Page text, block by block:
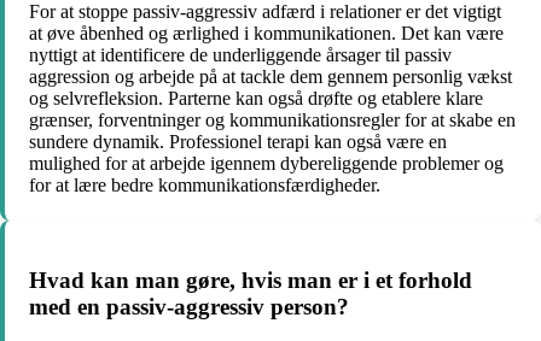
For at stoppe passiv-aggressiv adfærd i relationer er det vigtigt
at øve åbenhed og ærlighed i kommunikationen. Det kan være
nyttigt at identificere de underliggende årsager til passiv
aggression og arbejde på at tackle dem gennem personlig vækst
og selvrefleksion. Parterne kan også drøfte og etablere klare
grænser, forventninger og kommunikationsregler for at skabe en
sundere dynamik. Professionel terapi kan også være en
mulighed for at arbejde igennem dybereliggende problemer og
for at lære bedre kommunikationsfærdigheder.
Hvad kan man gøre, hvis man er i et forhold
med en passiv-aggressiv person?